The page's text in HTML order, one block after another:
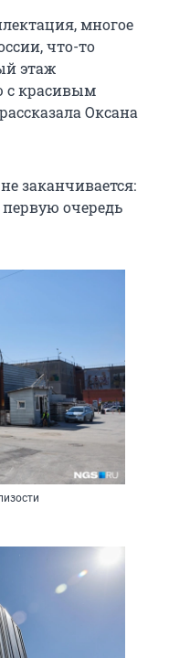
многое
что-то
этаж
с красивым
Оксана
заканчивается:
очередь